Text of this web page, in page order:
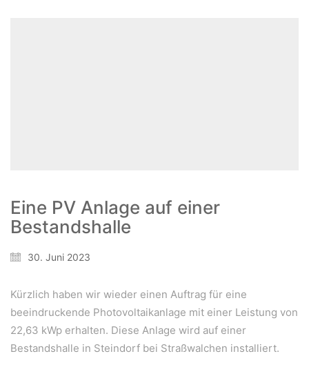
Eine PV Anlage auf einer
Bestandshalle
30. Juni 2023
Kürzlich haben wir wieder einen Auftrag für eine
beeindruckende Photovoltaikanlage mit einer Leistung von
22,63 kWp erhalten. Diese Anlage wird auf einer
Bestandshalle in Steindorf bei Straßwalchen installiert.